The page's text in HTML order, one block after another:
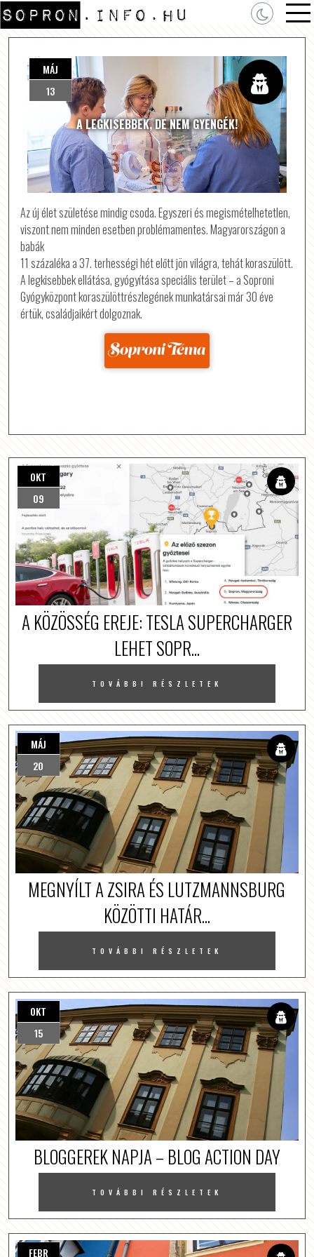
A LEGKISEBBEK, DE NEM GYENGÉK!
MÁJ
13
Az új élet születése mindig csoda. Egyszeri és megismételhetetlen,
viszont nem minden esetben problémamentes. Magyarországon a
babák
11 százaléka a 37. terhességi hét előtt jön világra, tehát koraszülött.
A legkisebbek ellátása, gyógyítása speciális terület – a Soproni
Gyógyközpont koraszülöttrészlegének munkatársai már 30 éve
értük, családjaikért dolgoznak.
Forrás: sopronitema.hu
OKT
09
A KÖZÖSSÉG EREJE: TESLA SUPERCHARGER
LEHET SOPR...
TOVÁBBI RÉSZLETEK
MÁJ
20
MEGNYÍLT A ZSIRA ÉS LUTZMANNSBURG
KÖZÖTTI HATÁR...
TOVÁBBI RÉSZLETEK
OKT
15
BLOGGEREK NAPJA – BLOG ACTION DAY
TOVÁBBI RÉSZLETEK
FEBR